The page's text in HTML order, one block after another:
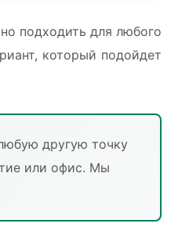
подходить для любого
который подойдет
другую точку
или офис. Мы